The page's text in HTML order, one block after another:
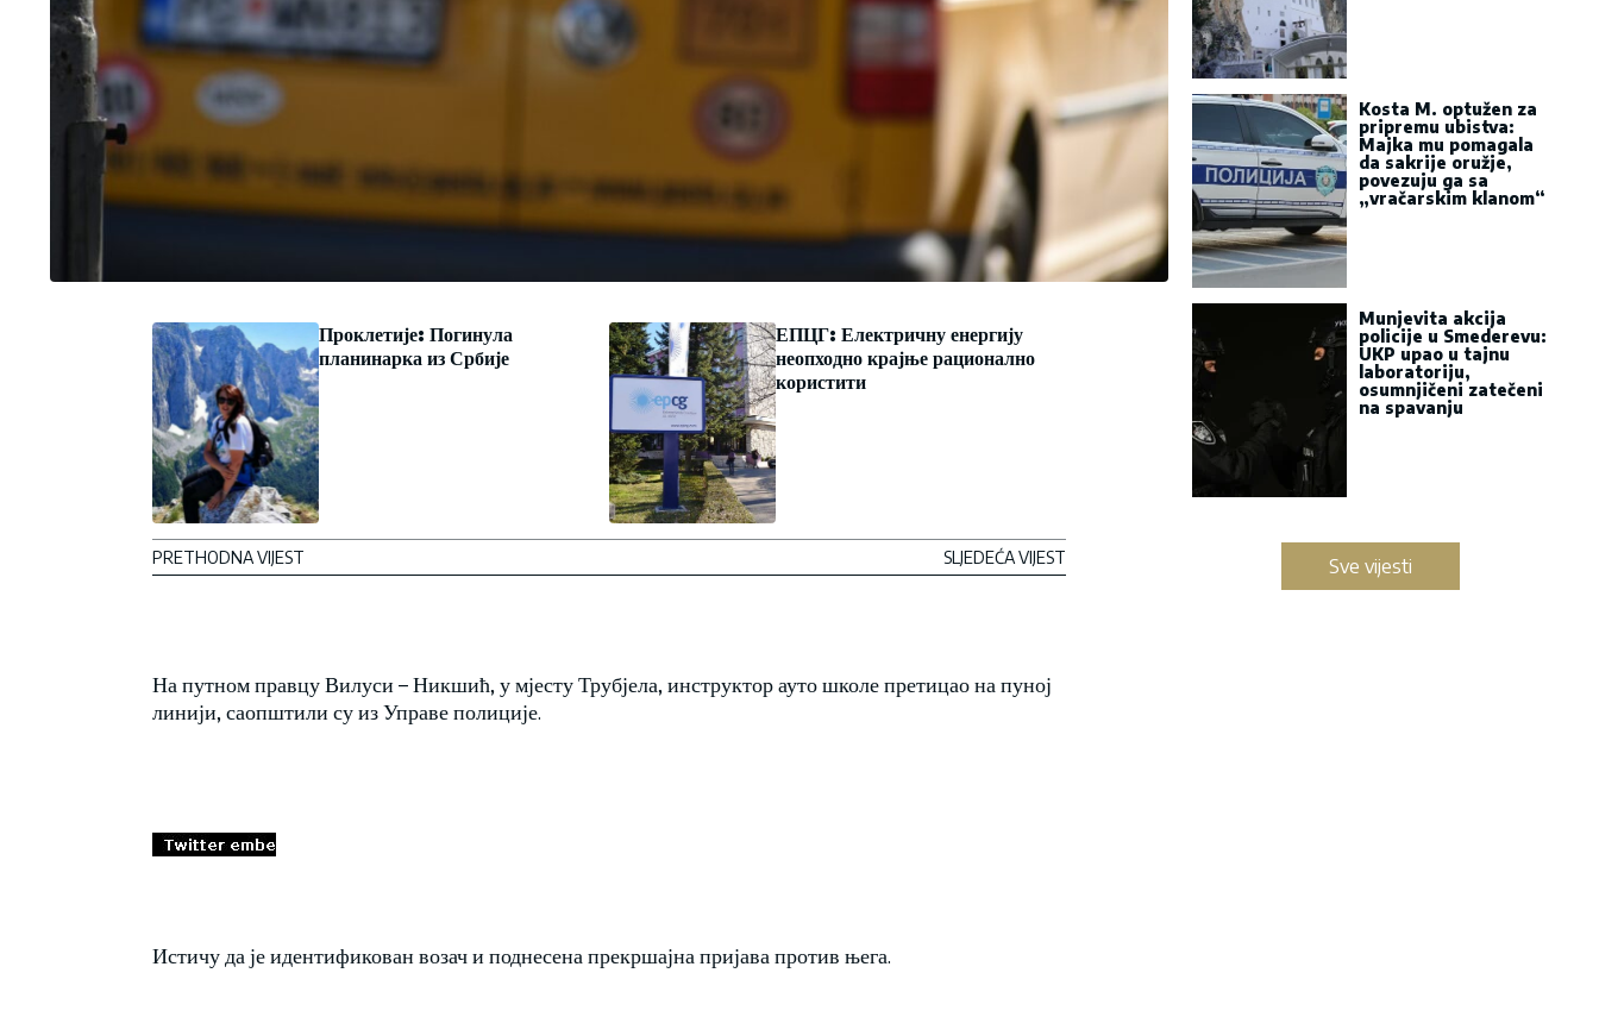
Проклетије: Погинула
планинарка из Србије
PRETHODNA VIJEST
ЕПЦГ: Електричну енергију
неопходно крајње рационално
користити
SLJEDEĆA VIJEST
На путном правцу Вилуси – Никшић, у мјесту Трубјела, инструктор ауто школе претицао на пуној
линији, саопштили су из Управе полиције.
Истичу да је идентификован возач и поднесена прекршајна пријава против њега.
Kosta M. optužen za
pripremu ubistva:
Majka mu pomagala
da sakrije oružje,
povezuju ga sa
„vračarskim klanom“
Munjevita akcija
policije u Smederevu:
UKP upao u tajnu
laboratoriju,
osumnjičeni zatečeni
na spavanju
Sve vijesti